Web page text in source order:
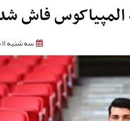
المپیاکوس فاش
سه شنبه 11 شهریور 1404